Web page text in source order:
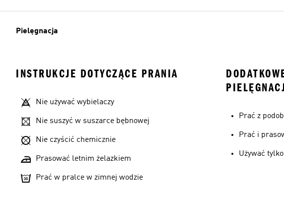
Pielęgnacja
INSTRUKCJE DOTYCZĄCE PRANIA
Nie używać wybielaczy
Nie suszyć w suszarce bębnowej
Nie czyścić chemicznie
Prasować letnim żelazkiem
Prać w pralce w zimnej wodzie
Prać z
Prać i
Używać